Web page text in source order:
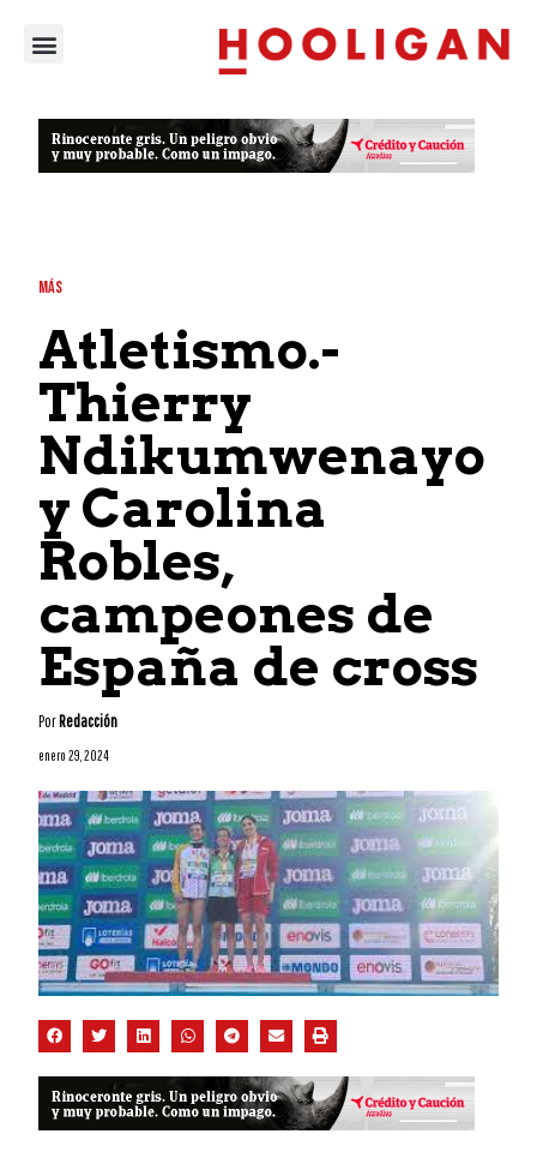
MÁS
Atletismo.-
Thierry
Ndikumwenayo
y Carolina
Robles,
campeones de
España de cross
PorRedacción
enero 29, 2024